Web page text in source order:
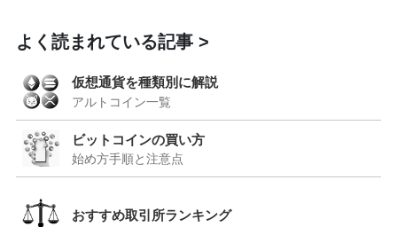
よく読まれている記事
仮想通貨を種類別に解説
アルトコイン一覧
ビットコインの買い方
始め方手順と注意点
おすすめ取引所ランキング